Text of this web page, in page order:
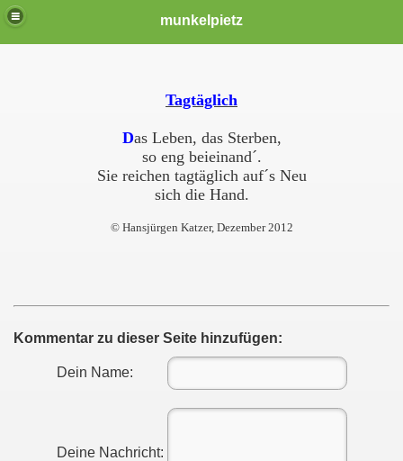
munkelpietz
Tagtäglich
Das Leben, das Sterben,
so eng beieinand´.
Sie reichen tagtäglich auf´s Neu
sich die Hand.
© Hansjürgen Katzer, Dezember 2012
Kommentar zu dieser Seite hinzufügen:
Dein Name:
Deine Nachricht: